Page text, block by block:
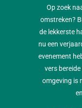
Op zoek
omstreken?
de lekkerste
nu een
evenement
vers
omgeving is